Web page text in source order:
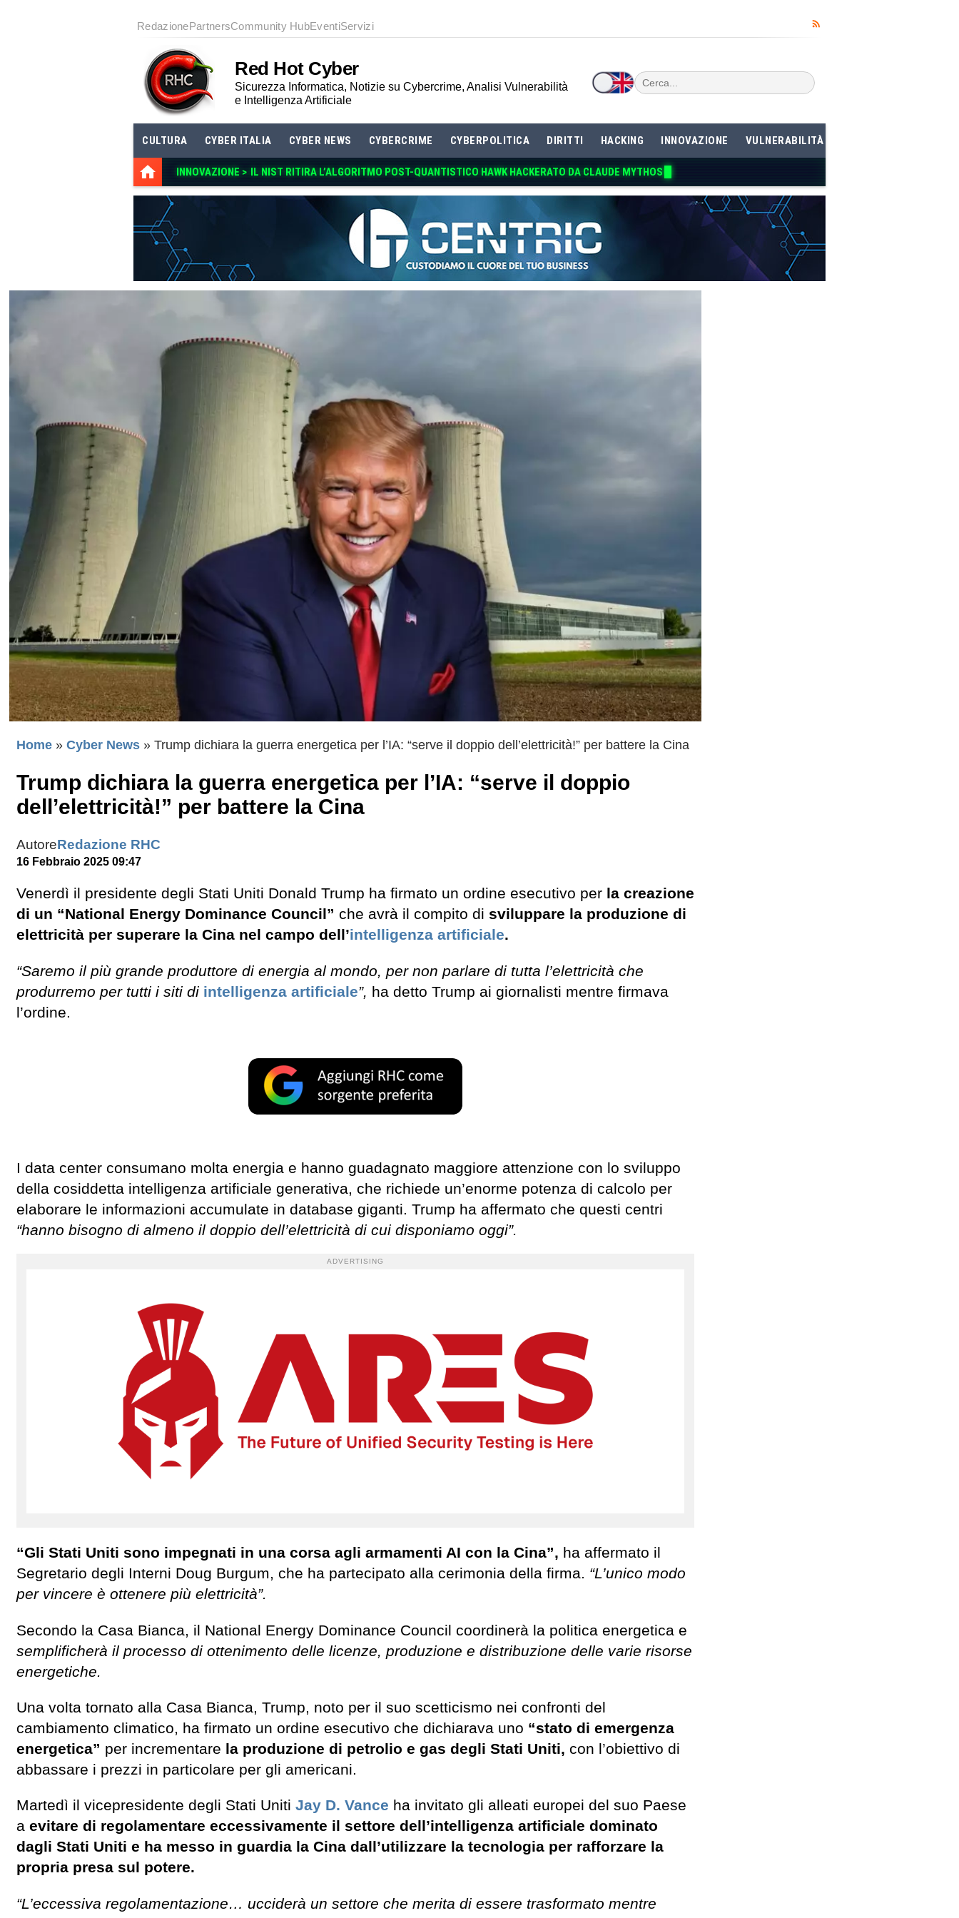
RedazionePartnersCommunity HubEventiServizi
Red Hot Cyber
Sicurezza Informatica, Notizie su Cybercrime, Analisi Vulnerabilità
e Intelligenza Artificiale
CULTURA CYBER ITALIA CYBER NEWS CYBERCRIME CYBERPOLITICA DIRITTI HACKING INNOVAZIONE VULNERABILITÀ
INNOVAZIONE > IL NIST RITIRA L’ALGORITMO POST-QUANTISTICO HAWK HACKERATO DA CLAUDE M
Home » Cyber News » Trump dichiara la guerra energetica per l’IA: “serve il doppio dell’elettricità!” per battere la Cina
Trump dichiara la guerra energetica per l’IA: “serve il doppio
dell’elettricità!” per battere la Cina
AutoreRedazione RHC
16 Febbraio 2025 09:47
Venerdì il presidente degli Stati Uniti Donald Trump ha firmato un ordine esecutivo per la creazione
di un “National Energy Dominance Council” che avrà il compito di sviluppare la produzione di
elettricità per superare la Cina nel campo dell’intelligenza artificiale.
“Saremo il più grande produttore di energia al mondo, per non parlare di tutta l’elettricità che
produrremo per tutti i siti di intelligenza artificiale”, ha detto Trump ai giornalisti mentre firmava
l’ordine.
I data center consumano molta energia e hanno guadagnato maggiore attenzione con lo sviluppo
della cosiddetta intelligenza artificiale generativa, che richiede un’enorme potenza di calcolo per
elaborare le informazioni accumulate in database giganti. Trump ha affermato che questi centri
“hanno bisogno di almeno il doppio dell’elettricità di cui disponiamo oggi”.
ADVERTISING
“Gli Stati Uniti sono impegnati in una corsa agli armamenti AI con la Cina”, ha affermato il
Segretario degli Interni Doug Burgum, che ha partecipato alla cerimonia della firma. “L’unico modo
per vincere è ottenere più elettricità”.
Secondo la Casa Bianca, il National Energy Dominance Council coordinerà la politica energetica e
semplificherà il processo di ottenimento delle licenze, produzione e distribuzione delle varie risorse
energetiche.
Una volta tornato alla Casa Bianca, Trump, noto per il suo scetticismo nei confronti del
cambiamento climatico, ha firmato un ordine esecutivo che dichiarava uno “stato di emergenza
energetica” per incrementare la produzione di petrolio e gas degli Stati Uniti, con l’obiettivo di
abbassare i prezzi in particolare per gli americani.
Martedì il vicepresidente degli Stati Uniti Jay D. Vance ha invitato gli alleati europei del suo Paese
a evitare di regolamentare eccessivamente il settore dell’intelligenza artificiale dominato
dagli Stati Uniti e ha messo in guardia la Cina dall’utilizzare la tecnologia per rafforzare la
propria presa sul potere.
“L’eccessiva regolamentazione… ucciderà un settore che merita di essere trasformato mentre